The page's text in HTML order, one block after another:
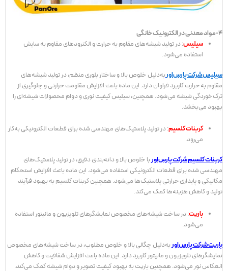
4-مواد معدنی در الکترونیک خانگی
سیلیس: در تولید شیشه‌های مقاوم به حرارت و الکترودهای مقاوم به سایش
استفاده می‌شود.
سیلیس شرکت پارس‌اوربه‌دلیل خلوص بالا و ساختار بلوری منظم، در تولید شیشه‌های
مقاوم به حرارت کاربرد فراوان دارد. این ماده باعث افزایش مقاومت حرارتی و جلوگیری از
ترک‌خوردگی شیشه می‌شود. همچنین، سیلیس کیفیت نوری و دوام محصولات شیشه‌ای را
بهبود می‌بخشد.
کربنات کلسیم: در تولید پلاستیک‌های مهندسی شده برای قطعات الکترونیکی به‌کار
می‌رود.
کربنات کلسیم شرکت پارس‌اوربا خلوص بالا و دانه‌بندی دقیق، در تولید پلاستیک‌های
مهندسی شده برای قطعات الکترونیکی استفاده می‌شود. این ماده باعث افزایش استحکام
مکانیکی و پایداری حرارتی پلاستیک‌ها می‌شود. همچنین کربنات کلسیم به بهبود فرآیند
تولید و کاهش هزینه‌ها کمک می‌کند.
باریت: در ساخت شیشه‌های مخصوص نمایشگرهای تلویزیون و مانیتور استفاده
می‌شود.
باریت شرکت پارس‌اور به‌دلیل چگالی بالا و خلوص مطلوب، در ساخت شیشه‌های مخصوص
نمایشگرهای تلویزیون و مانیتور کاربرد دارد. این ماده باعث افزایش شفافیت و کاهش
انعکاس نور می‌شود. همچنین باریت به بهبود کیفیت تصویر و دوام شیشه کمک می‌کند.